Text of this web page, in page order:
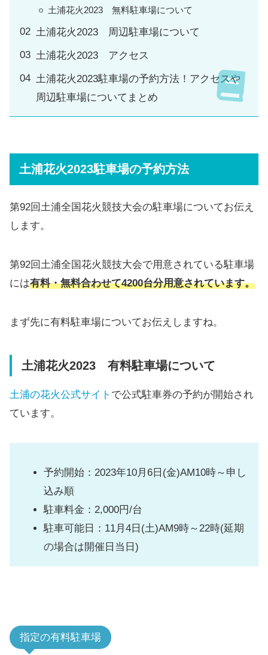
土浦花火2023 無料駐車場について
土浦花火2023 周辺駐車場について
土浦花火2023 アクセス
土浦花火2023駐車場の予約方法！アクセスや
周辺駐車場についてまとめ
土浦花火2023駐車場の予約方法
第92回土浦全国花火競技大会の駐車場についてお伝え
します。
第92回土浦全国花火競技大会で用意されている駐車場
には有料・無料合わせて4200台分用意されています。
まず先に有料駐車場についてお伝えしますね。
土浦花火2023 有料駐車場について
土浦の花火公式サイト で公式駐車券の予約が開始され
ています。
予約開始：2023年10月6日(金)AM10時～申し
込み順
駐車料金：2,000円/台
駐車可能日：11月4日(土)AM9時～22時(延期
の場合は開催日当日)
指定の有料駐車場